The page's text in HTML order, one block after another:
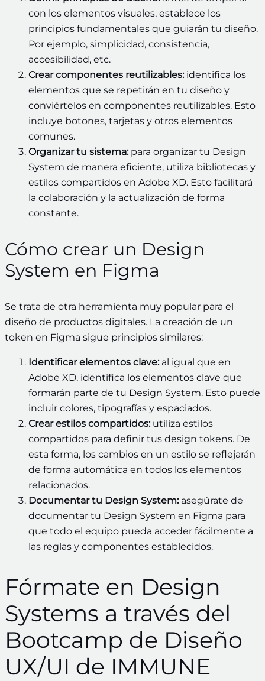
con los elementos visuales, establece los
principios fundamentales que guiarán tu diseño.
Por ejemplo, simplicidad, consistencia,
accesibilidad, etc.
Crear componentes reutilizables:identifica los
elementos que se repetirán en tu diseño y
conviértelos en componentes reutilizables. Esto
incluye botones, tarjetas y otros elementos
comunes.
Organizar tu sistema:para organizar tu Design
System de manera eficiente, utiliza bibliotecas y
estilos compartidos en Adobe XD. Esto facilitará
la colaboración y la actualización de forma
constante.
Cómo crear un Design
System en Figma
Se trata de otra herramienta muy popular para el
diseño de productos digitales. La creación de un
token en Figma sigue principios similares:
Identificar elementos clave:al igual que en
Adobe XD, identifica los elementos clave que
formarán parte de tu Design System. Esto puede
incluir colores, tipografías y espaciados.
Crear estilos compartidos:utiliza estilos
compartidos para definir tus design tokens. De
esta forma, los cambios en un estilo se reflejarán
de forma automática en todos los elementos
relacionados.
Documentar tu Design System:asegúrate de
documentar tu Design System en Figma para
que todo el equipo pueda acceder fácilmente a
las reglas y componentes establecidos.
Fórmate en Design
Systems a través del
Bootcamp de Diseño
UX/UI de IMMUNE